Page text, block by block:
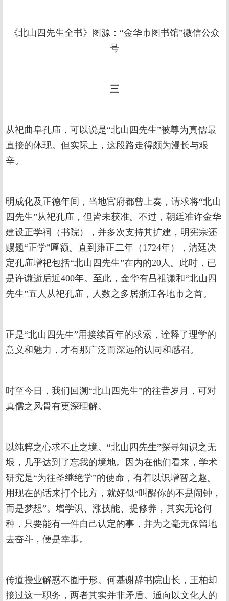
《北山四先生全书》图源：“金华市图书馆”微信公众
号
三
从祀曲阜孔庙，可以说是“北山四先生”被尊为真儒最
直接的体现。但实际上，这段路走得颇为漫长与艰
辛。
明成化及正德年间，当地官府都曾上奏，请求将“北山
四先生”从祀孔庙，但皆未获准。不过，朝廷准许金华
建设正学祠（书院），并多次支持其扩建，明宪宗还
赐题“正学”匾额。直到雍正二年（1724年），清廷决
定孔庙增祀包括“北山四先生”在内的20人。此时，已
是许谦逝后近400年。至此，金华有吕祖谦和“北山四
先生”五人从祀孔庙，人数之多居浙江各地市之首。
正是“北山四先生”用接续百年的求索，诠释了理学的
意义和魅力，才有那广泛而深远的认同和感召。
时至今日，我们回溯“北山四先生”的往昔岁月，可对
真儒之风骨有更深理解。
以纯粹之心求不止之境。“北山四先生”探寻知识之无
垠，几乎达到了忘我的境地。因为在他们看来，学术
研究是“为往圣继绝学”的使命，有着以识增智之趣。
用现在的话来打个比方，就好似“叫醒你的不是闹钟，
而是梦想”。增学识、涨技能、提修养，其实无论何
种，只要能有一件自己认定的事，并为之毫无保留地
去奋斗，便是幸事。
传道授业解惑不囿于形。何基谢辞书院山长，王柏却
接过这一职务，两者其实并非矛盾。通向以文化人的